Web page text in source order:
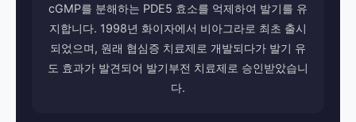
cGMP를 분해하는 PDE5 효소를 억제하여 발기를 유
지합니다. 1998년 화이자에서 비아그라로 최초 출시
되었으며, 원래 협심증 치료제로 개발되다가 발기 유
도 효과가 발견되어 발기부전 치료제로 승인받았습니
다.